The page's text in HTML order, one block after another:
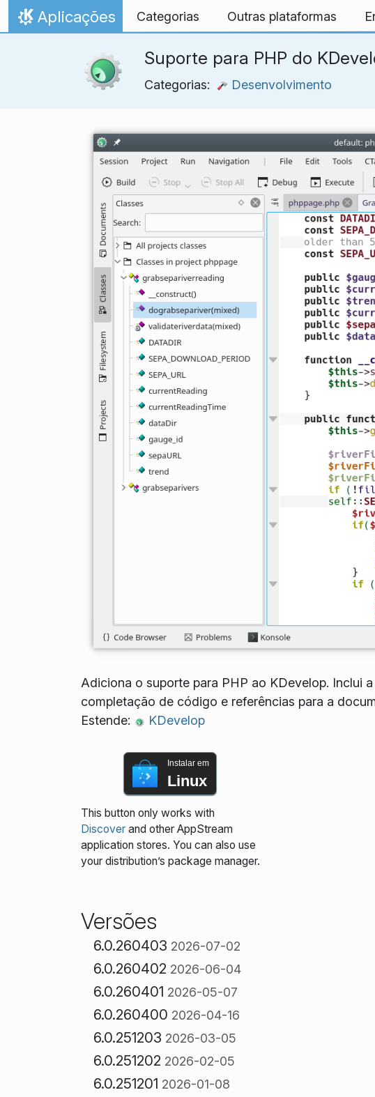
Ir para o conteúdo
Início
Aplicações Categorias Outras plataformas
Suporte para PHP do
Categorias: Desenvolvimento
Adiciona o suporte para PHP ao KDevelop. Inclui
completação de código e referências para a
Estende:
KDevelop
Instalar em
Linux
This button only works with
Discoverand other AppStream
application stores. You can also use
your distribution’s package manager.
Versões
6.0.260403 2026-07-02
6.0.260402 2026-06-04
6.0.260401 2026-05-07
6.0.260400 2026-04-16
6.0.251203 2026-03-05
6.0.251202 2026-02-05
6.0.251201 2026-01-08